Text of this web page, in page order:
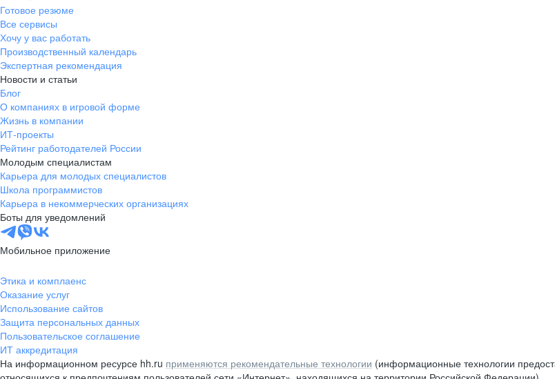
Готовое резюме
Все сервисы
Хочу у вас работать
Производственный календарь
Экспертная рекомендация
Новости и статьи
Блог
О компаниях в игровой форме
Жизнь в компании
ИТ-проекты
Рейтинг работодателей России
Молодым специалистам
Карьера для молодых специалистов
Школа программистов
Карьера в некоммерческих организациях
Боты для уведомлений
Мобильное приложение
Этика и комплаенс
Оказание услуг
Использование сайтов
Защита персональных данных
Пользовательское соглашение
ИТ аккредитация
На информационном ресурсе hh.ru применяются рекомендательные технологии (информационные технологии